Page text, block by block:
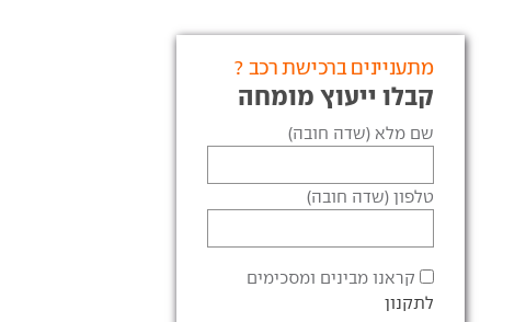
מתעניינים ברכישת רכב ?
קבלו ייעוץ מומחה
שם מלא (שדה חובה)
טלפון (שדה חובה)
קראנו מבינים ומסכימים
לתקנון